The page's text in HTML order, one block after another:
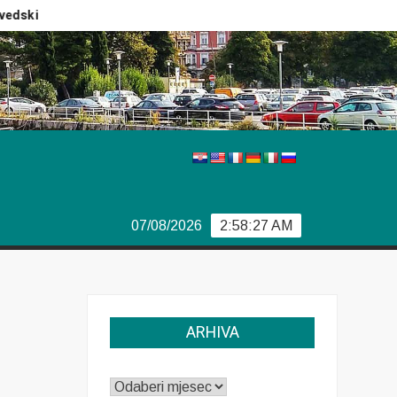
izbori
2:58:27 AM
07/08/2026
ARHIVA
ARHIVA